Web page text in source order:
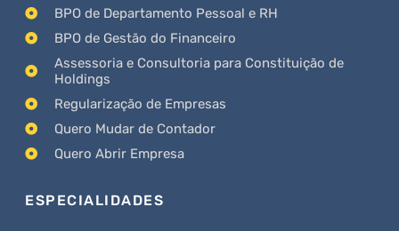
BPO de Departamento Pessoal e RH
BPO de Gestão do Financeiro
Assessoria e Consultoria para Constituição de
Holdings
Regularização de Empresas
Quero Mudar de Contador
Quero Abrir Empresa
ESPECIALIDADES